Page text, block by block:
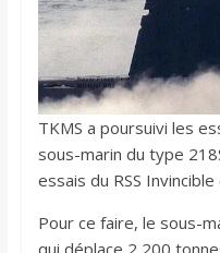
TKMS a poursuivi les
sous-marin du type
essais du RSS
Pour ce faire, le sous-
qui déplace 2 200